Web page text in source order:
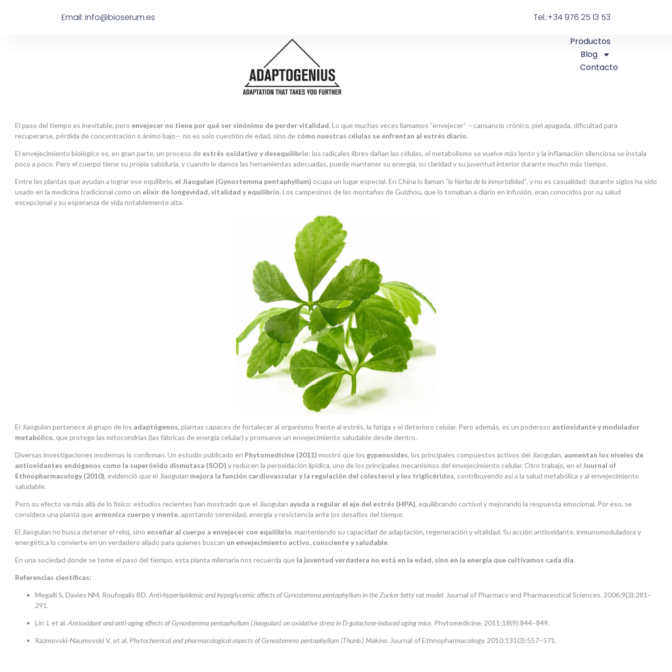
Email: info@bioserum.es Tel.:+34 976 25 13 53
Productos
Blog
Contacto
El paso del tiempo es inevitable, pero envejecer no tiene por qué ser sinónimo de perder vitalidad. Lo que muchas veces llamamos “envejecer” —cansancio crónico, piel apagada, dificultad para
recuperarse, pérdida de concentración o ánimo bajo— no es solo cuestión de edad, sino de cómo nuestras células se enfrentan al estrés diario.
El envejecimiento biológico es, en gran parte, un proceso de estrés oxidativo y desequilibrio: los radicales libres dañan las células, el metabolismo se vuelve más lento y la inflamación silenciosa se instala
poco a poco. Pero el cuerpo tiene su propia sabiduría, y cuando le damos las herramientas adecuadas, puede mantener su energía, su claridad y su juventud interior durante mucho más tiempo.
Entre las plantas que ayudan a lograr ese equilibrio, el Jiaogulan (Gynostemma pentaphyllum) ocupa un lugar especial. En China lo llaman “la hierba de la inmortalidad”, y no es casualidad: durante siglos ha sido
usado en la medicina tradicional como un elixir de longevidad, vitalidad y equilibrio. Los campesinos de las montañas de Guizhou, que lo tomaban a diario en infusión, eran conocidos por su salud
excepcional y su esperanza de vida notablemente alta.
El Jiaogulan pertenece al grupo de los adaptógenos, plantas capaces de fortalecer al organismo frente al estrés, la fatiga y el deterioro celular. Pero además, es un poderoso antioxidante y modulador
metabólico, que protege las mitocondrias (las fábricas de energía celular) y promueve un envejecimiento saludable desde dentro.
Diversas investigaciones modernas lo confirman. Un estudio publicado en Phytomedicine (2011) mostró que los gypenosides, los principales compuestos activos del Jiaogulan, aumentan los niveles de
antioxidantes endógenos como la superóxido dismutasa (SOD) y reducen la peroxidación lipídica, uno de los principales mecanismos del envejecimiento celular. Otro trabajo, en el Journal of
Ethnopharmacology (2010), evidenció que el Jiaogulan mejora la función cardiovascular y la regulación del colesterol y los triglicéridos, contribuyendo así a la salud metabólica y al envejecimiento
saludable.
Pero su efecto va más allá de lo físico: estudios recientes han mostrado que el Jiaogulan ayuda a regular el eje del estrés (HPA), equilibrando cortisol y mejorando la respuesta emocional. Por eso, se
considera una planta que armoniza cuerpo y mente, aportando serenidad, energía y resistencia ante los desafíos del tiempo.
El Jiaogulan no busca detener el reloj, sino enseñar al cuerpo a envejecer con equilibrio, manteniendo su capacidad de adaptación, regeneración y vitalidad. Su acción antioxidante, inmunomoduladora y
energética lo convierte en un verdadero aliado para quienes buscan un envejecimiento activo, consciente y saludable.
En una sociedad donde se teme el paso del tiempo, esta planta milenaria nos recuerda que la juventud verdadera no está en la edad, sino en la energía que cultivamos cada día.
Referencias científicas:
Megalli S, Davies NM, Roufogalis BD. Anti-hyperlipidemic and hypoglycemic effects of Gynostemma pentaphyllum in the Zucker fatty rat model. Journal of Pharmacy and Pharmaceutical Sciences. 2006;9(3):281–
291.
Lin J, et al. Antioxidant and anti-aging effects of Gynostemma pentaphyllum (Jiaogulan) on oxidative stress in D-galactose-induced aging mice. Phytomedicine. 2011;18(9):844–849.
Razmovski-Naumovski V, et al. Phytochemical and pharmacological aspects of Gynostemma pentaphyllum (Thunb.) Makino. Journal of Ethnopharmacology. 2010;131(3):557–571.